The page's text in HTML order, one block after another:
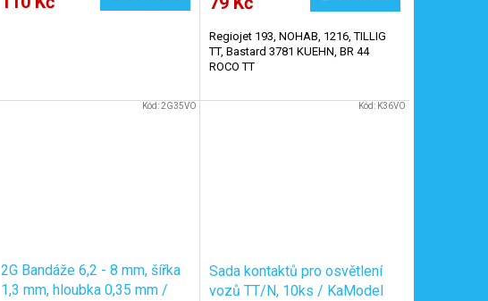
Regiojet 193, NOHAB, 1216, TILLIG
TT, Bastard 3781 KUEHN, BR 44
ROCO TT
2G Bandáže 6,2 - 8 mm, šířka
1,3 mm, hloubka 0,35 mm /
Kód:2G35VO
Sada kontaktů pro osvětlení
vozů TT/N, 10ks / KaModel
Kód: K36VO